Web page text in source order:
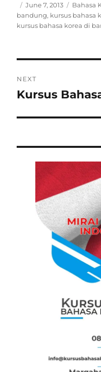
Author
Posted
on
June 7, 2013 Bahasa
bandung, kursus bahasa
kursus bahasa korea di
navigation
NEXT
Next
Kursus